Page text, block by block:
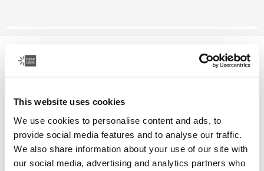
This website uses cookies
We use cookies to personalise content and ads, to
provide social media features and to analyse our traffic.
We also share information about your use of our site with
our social media, advertising and analytics partners who
Case Logic Bryker
Color
Case Logic Bryker Camera/Drone Medium Backpack Negro